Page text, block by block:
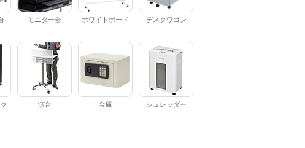
モニター台 ホワイトボード デスクワゴン
演台 金庫 シュレッダー